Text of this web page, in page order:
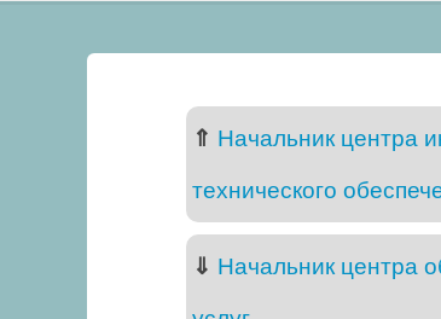
⇑ Начальник центра
технического
⇓ Начальник центра